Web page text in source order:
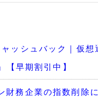
ッシュバック｜仮想
早期割引中】
財務企業の指数削除